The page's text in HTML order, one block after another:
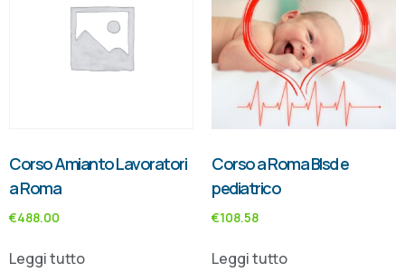
Corso Amianto Lavoratori
a Roma
€488.00
Leggi tutto
Corso a Roma Blsd e
pediatrico
€108.58
Leggi tutto